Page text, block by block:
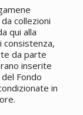
collezioni
qui alla
consistenza,
da parte
inserite
Fondo
in